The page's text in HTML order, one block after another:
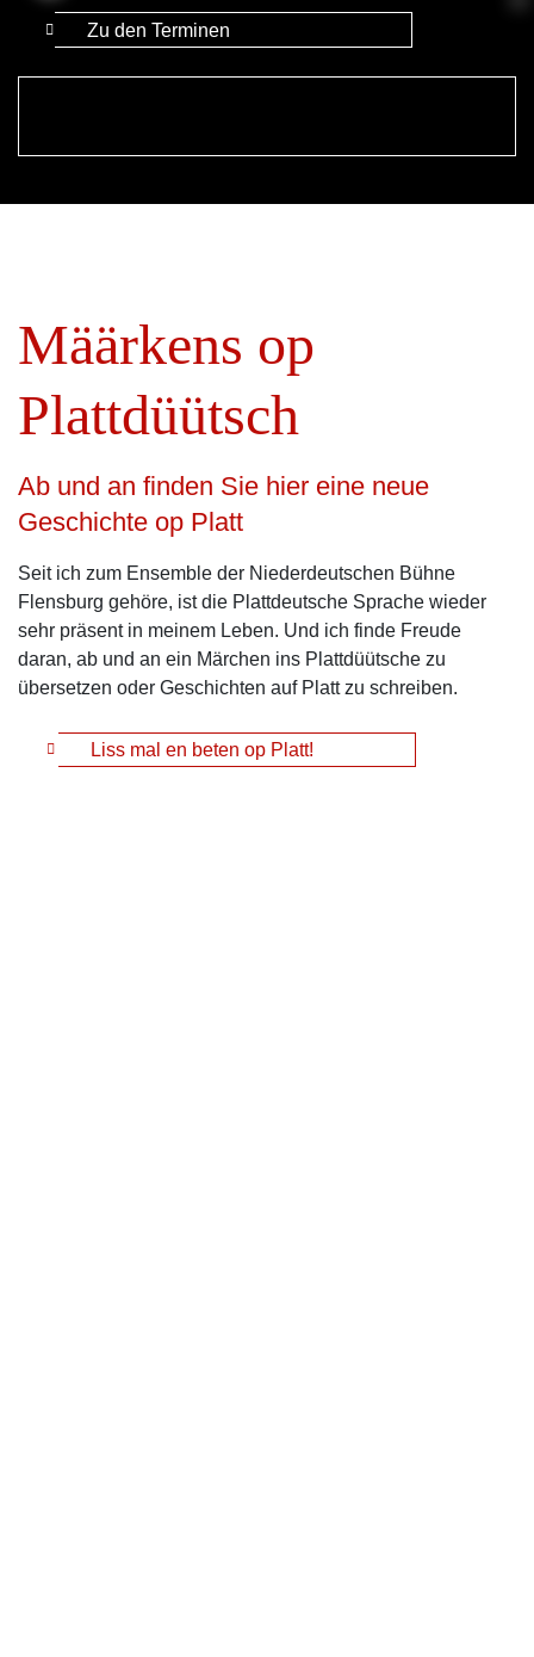
Zu den Terminen
Määrkens op
Plattdüütsch
Ab und an finden Sie hier eine neue
Geschichte op Platt
Seit ich zum Ensemble der Niederdeutschen Bühne
Flensburg gehöre, ist die Plattdeutsche Sprache wieder
sehr präsent in meinem Leben. Und ich finde Freude
daran, ab und an ein Märchen ins Plattdüütsche zu
übersetzen oder Geschichten auf Platt zu schreiben.
Liss mal en beten op Platt!